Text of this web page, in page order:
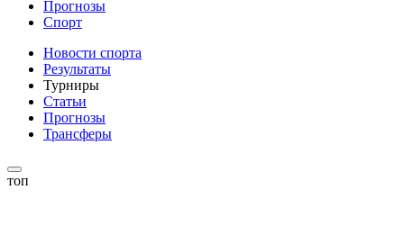
Прогнозы
Спорт
Новости спорта
Результаты
Турниры
Статьи
Прогнозы
Трансферы
топ